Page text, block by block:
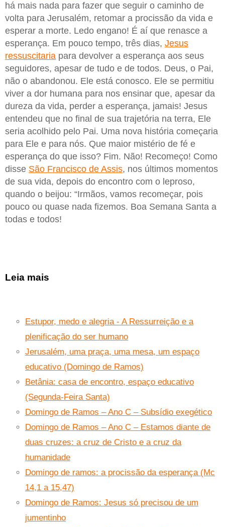
há mais nada para fazer que seguir o caminho de
volta para Jerusalém, retomar a procissão da vida e
esperar a morte. Ledo engano! É aí que renasce a
esperança. Em pouco tempo, três dias, Jesus
ressuscitaria para devolver a esperança aos seus
seguidores, apesar de tudo e de todos. Deus, o Pai,
não o abandonou. Ele está conosco. Ele se permitiu
viver a dor humana para nos ensinar que, apesar da
dureza da vida, perder a esperança, jamais! Jesus
entendeu que no final de sua trajetória na terra, Ele
seria acolhido pelo Pai. Uma nova história começaria
para Ele e para nós. Que maior mistério de fé e
esperança do que isso? Fim. Não! Recomeço! Como
disse São Francisco de Assis, nos últimos momentos
de sua vida, depois do encontro com o leproso,
quando o beijou: “Irmãos, vamos recomeçar, pois
pouco ou quase nada fizemos. Boa Semana Santa a
todas e todos!
Leia mais
Estupor, medo e alegria - A Ressurreição e a
plenificação do ser humano
Jerusalém, uma praça, uma mesa, um espaço
educativo (Domingo de Ramos)
Betânia: casa de encontro, espaço educativo
(Segunda-Feira Santa)
Domingo de Ramos – Ano C – Subsídio exegético
Domingo de Ramos – Ano C – Estamos diante de
duas cruzes: a cruz de Cristo e a cruz da
humanidade
Domingo de ramos: a procissão da esperança (Mc
14,1 a 15,47)
Domingo de Ramos: Jesus só precisou de um
jumentinho